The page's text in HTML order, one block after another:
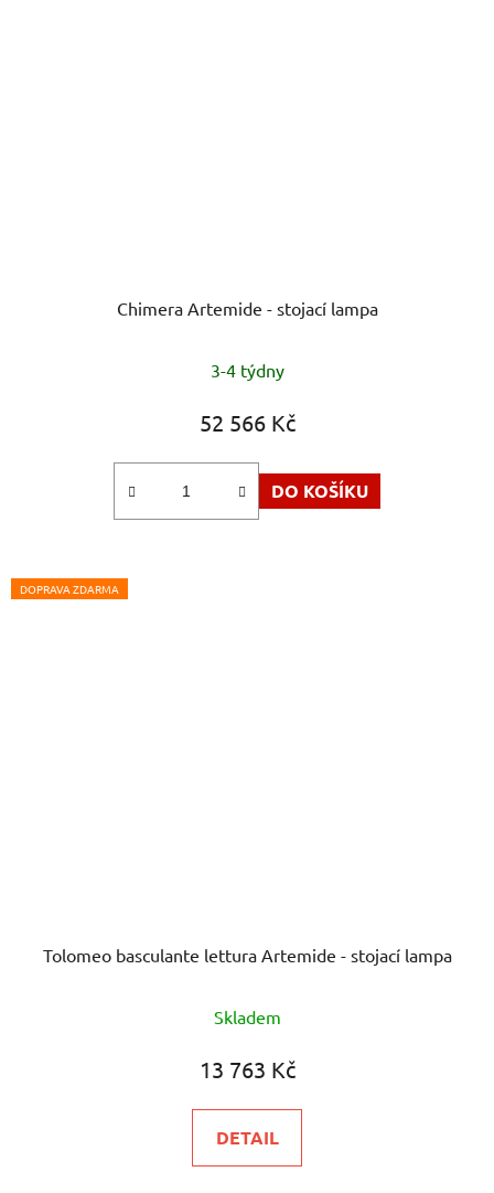
Chimera Artemide - stojací lampa
hodnocení
produktu
5,0
3-4 týdny
52 566 Kč
DO KOŠÍKU
DOPRAVA ZDARMA
Tolomeo basculante lettura Artemide - stojací lampa
hodnocení
produktu
5,0
z
Skladem
13 763 Kč
DETAIL